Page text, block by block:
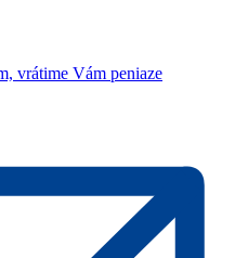
vrátime Vám peniaze